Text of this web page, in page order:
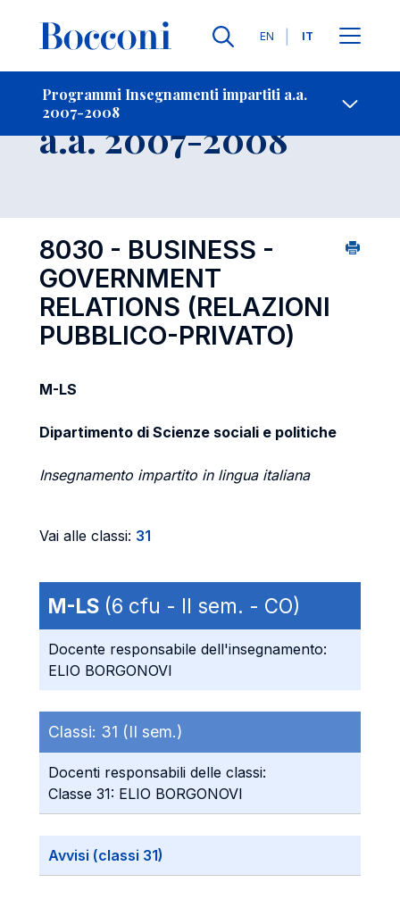
Lingue
EN IT
Programmi Insegnamenti impartiti a.a.
2007-2008
-
Insegnamento
a.a. 2007-2008
8030 - BUSINESS -
GOVERNMENT
RELATIONS (RELAZIONI
PUBBLICO-PRIVATO)
M-LS
Dipartimento di Scienze sociali e politiche
Insegnamento impartito in lingua italiana
Vai alle classi: 31
M-LS (6 cfu - II sem. - CO)
Docente responsabile dell'insegnamento:
ELIO BORGONOVI
Classi: 31 (II sem.)
Docenti responsabili delle classi:
Classe 31: ELIO BORGONOVI
Avvisi (classi 31)